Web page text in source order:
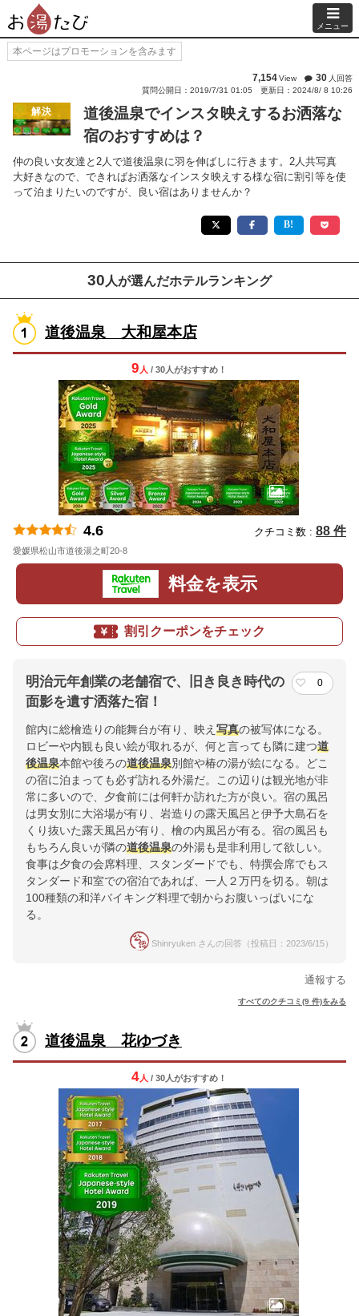
メニュー
本ページはプロモーションを含みます
7,154View 30 人回答
質問公開日：2019/7/31 01:05
更新日：2024/8/ 8 10:26
解決
道後温泉でインスタ映えするお洒落な
宿のおすすめは？
仲の良い女友達と2人で道後温泉に羽を伸ばしに行きます。2人共写真
大好きなので、できればお洒落なインスタ映えする様な宿に割引等を使
って泊まりたいのですが、良い宿はありませんか？
30 人が選んだホテルランキング
道後温泉 大和屋本店
9 人 / 30人がおすすめ！
4.6 クチコミ数 : 88 件
愛媛県松山市道後湯之町20-8
料金を表示
割引クーポンをチェック
明治元年創業の老舗宿で、旧き良き時代の
面影を遺す洒落た宿！
0
館内に総檜造りの能舞台が有り、映え 写真の被写体になる。
ロビーや内観も良い絵が取れるが、何と言っても隣に建つ道
後温泉本館や後ろの道後温泉別館や椿の湯が絵になる。どこ
の宿に泊まっても必ず訪れる外湯だ。この辺りは観光地が非
常に多いので、夕食前には何軒か訪れた方が良い。宿の風呂
は男女別に大浴場が有り、岩造りの露天風呂と伊予大島石を
くり抜いた露天風呂が有り、檜の内風呂が有る。宿の風呂も
もちろん良いが隣の道後温泉の外湯も是非利用して欲しい。
食事は夕食の会席料理、スタンダードでも、特撰会席でもス
タンダード和室での宿泊であれば、一人２万円を切る。朝は
100種類の和洋バイキング料理で朝からお腹いっぱいにな
る。
Shinryuken さんの回答（投稿日：2023/6/15）
通報する
すべてのクチコミ(9 件)をみる
道後温泉 花ゆづき
4人 / 30人がおすすめ！